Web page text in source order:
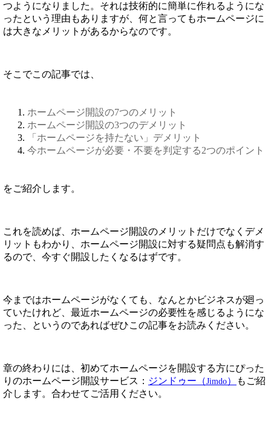
つようになりました。それは技術的に簡単に作れるようにな
ったという理由もありますが、何と言ってもホームページに
は大きなメリットがあるからなのです。
そこでこの記事では、
ホームページ開設の7つのメリット
ホームページ開設の3つのデメリット
「ホームページを持たない」デメリット
今ホームページが必要・不要を判定する2つのポイント
をご紹介します。
これを読めば、ホームページ開設のメリットだけでなくデメ
リットもわかり、ホームページ開設に対する疑問点も解消す
るので、今すぐ開設したくなるはずです。
今まではホームページがなくても、なんとかビジネスが廻っ
ていたけれど、最近ホームページの必要性を感じるようにな
った、というのであればぜひこの記事をお読みください。
章の終わりには、初めてホームページを開設する方にぴった
りのホームページ開設サービス： ジンドゥー（Jimdo）
もご紹
介します。合わせてご活用ください。